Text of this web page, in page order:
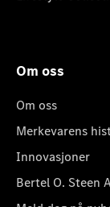
Om oss
Om oss
Merkevarens
Innovasjoner
Bertel O. Steen